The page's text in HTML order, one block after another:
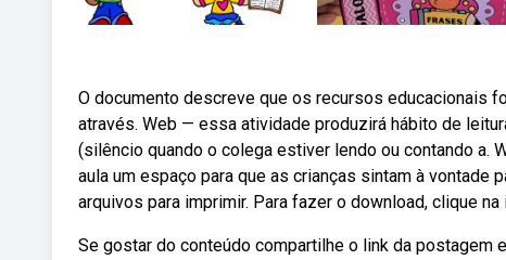
O documento descreve que os recursos educacionais
através. Web — essa atividade produzirá hábito de
(silêncio quando o colega estiver lendo ou contando a.
aula um espaço para que as crianças sintam à
arquivos para imprimir. Para fazer o download, clique na
Se gostar do conteúdo compartilhe o link da postagem